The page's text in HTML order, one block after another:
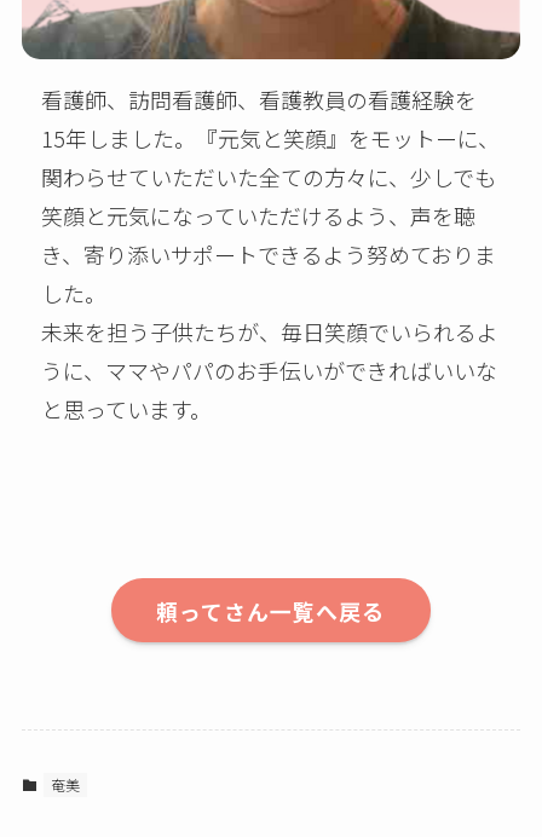
看護師、訪問看護師、看護教員の看護経験を
15年しました。『元気と笑顔』をモットーに、
関わらせていただいた全ての方々に、少しでも
笑顔と元気になっていただけるよう、声を聴
き、寄り添いサポートできるよう努めておりま
した。
未来を担う子供たちが、毎日笑顔でいられるよ
うに、ママやパパのお手伝いができればいいな
と思っています。
頼ってさん一覧へ戻る
奄美